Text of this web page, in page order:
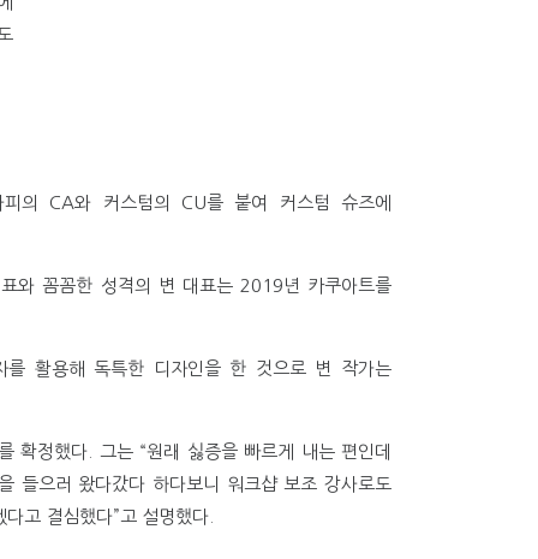
의 CA와 커스텀의 CU를 붙여 커스텀 슈즈에
와 꼼꼼한 성격의 변 대표는 2019년 카쿠아트를
를 활용해 독특한 디자인을 한 것으로 변 작가는
확정했다. 그는 “원래 싫증을 빠르게 내는 편인데
들으러 왔다갔다 하다보니 워크샵 보조 강사로도
고 결심했다”고 설명했다.